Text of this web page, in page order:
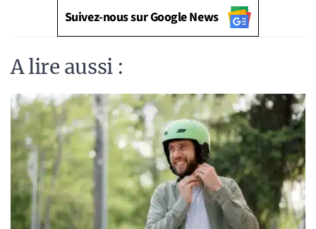
Suivez-nous sur Google News
A lire aussi :